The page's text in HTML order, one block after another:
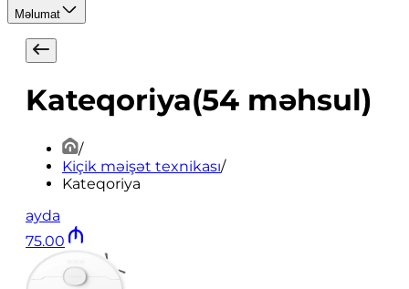
Məlumat
Kateqoriya(54 məhsul)
/
Kiçik məişət texnikası/
Kateqoriya
ayda
75.00